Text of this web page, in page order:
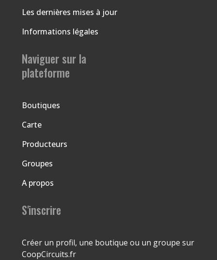
Les dernières mises à jour
Informations légales
Naviguer sur la
plateforme
Boutiques
Carte
Producteurs
Groupes
A propos
S'inscrire
Créer un profil, une boutique ou un groupe sur
CoopCircuits.fr